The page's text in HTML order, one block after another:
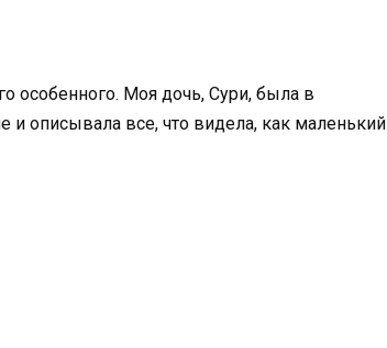
особенного. Моя дочь, Сури, была в
и описывала все, что видела, как маленький